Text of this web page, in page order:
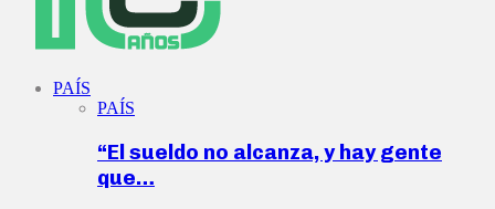
PAÍS
PAÍS
“El sueldo no alcanza, y hay gente
que…